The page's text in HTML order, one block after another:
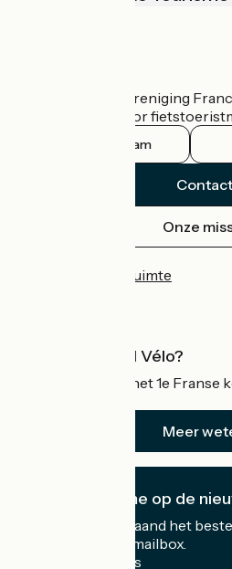
De nationale vereniging
officiële gids voor
Instagram
Contact
Onze
Professionele ruimte
Wat is Accueil Vélo?
Accueil Vélo is het 1e
Meer
Ik abonneer me op de
Ontvang elke maand het
Frankrijk in uw mailbox.
Mijn e-mailadres